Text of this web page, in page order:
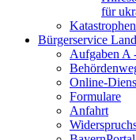
für
Bürgerservice
Aufgaben A
Online-
Formulare
Anfahrt